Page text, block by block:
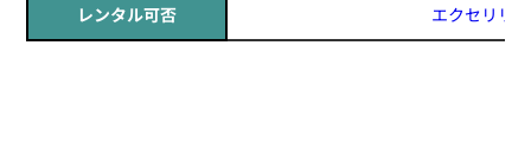
レンタル可否 エクセリリ